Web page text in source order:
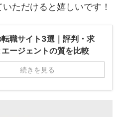
ただけると嬉しいです！
職サイト3選｜評判・求
ージェントの質を比較
続きを見る